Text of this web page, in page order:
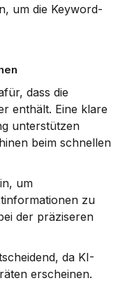
um die Keyword-
dass die
enthält. Eine klare
unterstützen
beim schnellen
um
zu
der präziseren
da KI-
erscheinen.